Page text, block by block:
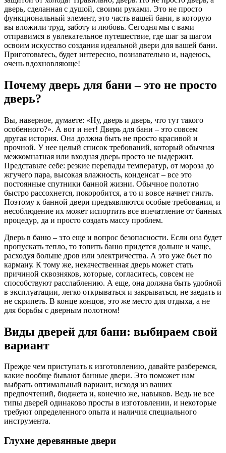
дверь, сделанная с душой, своими руками. Это не просто
функциональный элемент, это часть вашей бани, в которую
вы вложили труд, заботу и любовь. Сегодня мы с вами
отправимся в увлекательное путешествие, где шаг за шагом
освоим искусство создания идеальной двери для вашей бани.
Приготовьтесь, будет интересно, познавательно и, надеюсь,
очень вдохновляюще!
Почему дверь для бани – это не просто
дверь?
Вы, наверное, думаете: «Ну, дверь и дверь, что тут такого
особенного?». А вот и нет! Дверь для бани – это совсем
другая история. Она должна быть не просто красивой и
прочной. У нее целый список требований, который обычная
межкомнатная или входная дверь просто не выдержит.
Представьте себе: резкие перепады температур, от мороза до
жгучего пара, высокая влажность, конденсат – все это
постоянные спутники банной жизни. Обычное полотно
быстро рассохнется, покоробится, а то и вовсе начнет гнить.
Поэтому к банной двери предъявляются особые требования, и
несоблюдение их может испортить все впечатление от банных
процедур, да и просто создать массу проблем.
Дверь в баню – это еще и вопрос безопасности. Если она будет
пропускать тепло, то топить баню придется дольше и чаще,
расходуя больше дров или электричества. А это уже бьет по
карману. К тому же, некачественная дверь может стать
причиной сквозняков, которые, согласитесь, совсем не
способствуют расслаблению. А еще, она должна быть удобной
в эксплуатации, легко открываться и закрываться, не заедать и
не скрипеть. В конце концов, это же место для отдыха, а не
для борьбы с дверным полотном!
Виды дверей для бани: выбираем свой
вариант
Прежде чем приступать к изготовлению, давайте разберемся,
какие вообще бывают банные двери. Это поможет нам
выбрать оптимальный вариант, исходя из ваших
предпочтений, бюджета и, конечно же, навыков. Ведь не все
типы дверей одинаково просты в изготовлении, и некоторые
требуют определенного опыта и наличия специального
инструмента.
Глухие деревянные двери